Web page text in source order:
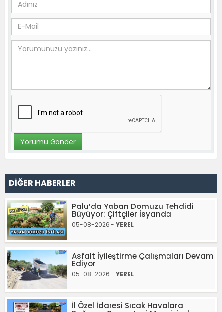
DİĞER HABERLER
Palu’da Yaban Domuzu Tehdidi
Büyüyor: Çiftçiler İsyanda
05-08-2026 - YEREL
Asfalt İyileştirme Çalışmaları Devam
Ediyor
05-08-2026 - YEREL
İl Özel İdaresi Sıcak Havalara